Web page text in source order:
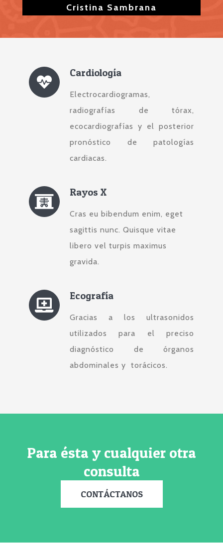
Cristina Sambrana
Cardiología
Electrocardiogramas,
radiografías de tórax,
ecocardiografías y el posterior
pronóstico de patologías
cardiacas.
Rayos X
Cras eu bibendum enim, eget
sagittis nunc. Quisque vitae
libero vel turpis maximus
gravida.
Ecografía
Gracias a los ultrasonidos
utilizados para el preciso
diagnóstico de órganos
abdominales y torácicos.
Para ésta y cualquier otra
consulta
CONTÁCTANOS